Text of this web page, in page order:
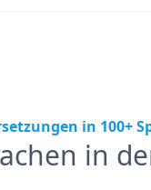
in 100+
in